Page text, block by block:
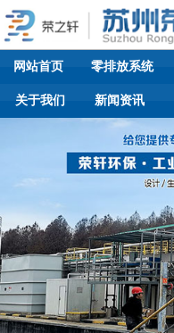
网站首页 零排放系统
关于我们 新闻资讯